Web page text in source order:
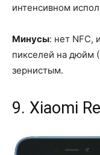
интенсивном
Минусы: нет NFC,
пикселей на дюйм
зернистым.
9. Xiaomi